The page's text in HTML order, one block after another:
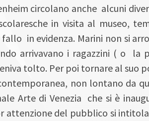
circolano anche alcuni
in visita al museo,
in evidenza. Marini non si
arrivavano i ragazzini ( o la
tolto. Per poi tornare al suo
non lontano da
Arte di Venezia che si è
attenzione del pubblico si